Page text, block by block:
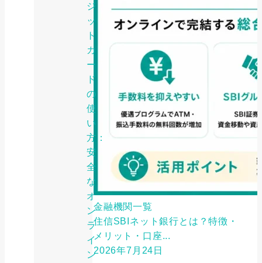
ジ
ッ
ト
カ
ー
ド
の
使
い
方：
安
全
な
オ
ン
ラ
イ
ン
金融機関一覧
住信SBIネット銀行とは？特徴・
メリット・口座...
2026年7月24日